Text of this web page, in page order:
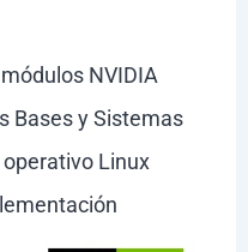
NVIDIA
Bases y Sistemas
Linux